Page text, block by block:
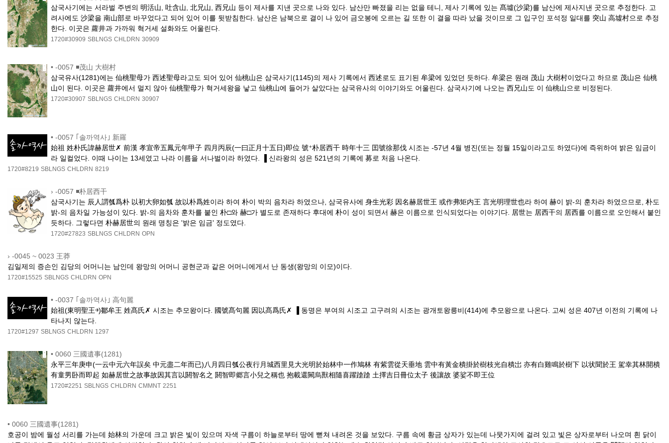
삼국사기에는 서라벌 주변의 明活山, 吐含山, 北兄山, 西兄山 등이 제사를 지낸 곳으로 나와 있다. 남산만 빠졌을 리는 없을 테니, 제사 기록에 있는 髙墟(沙梁)를 남산에 제사지낸 곳으로 추정한다. 고
려사에도 沙梁을 南山部로 바꾸었다고 되어 있어 이를 뒷받침한다. 남산은 남북으로 결이 나 있어 금오봉에 오르는 길 또한 이 결을 따라 났을 것이므로 그 입구인 포석정 일대를 突山 高墟村으로 추정
한다. 이곳은 蘿井과 가까워 혁거세 설화와도 어울린다.
1720#30909 SBLNGS CHLDRN 30909
• -0057 ◾茂山 大樹村
삼국유사(1281)에는 仙桃聖母가 西述聖母라고도 되어 있어 仙桃山은 삼국사기(1145)의 제사 기록에서 西述로도 표기된 牟梁에 있었던 듯하다. 牟梁은 원래 茂山 大樹村이었다고 하므로 茂山은 仙桃
山이 된다. 이곳은 蘿井에서 멀지 않아 仙桃聖母가 혁거세왕을 낳고 仙桃山에 들어가 살았다는 삼국유사의 이야기와도 어울린다. 삼국사기에 나오는 西兄山도 이 仙桃山으로 비정된다.
1720#30907 SBLNGS CHLDRN 30907
• -0057 ｢솔까역사｣ 新羅
始祖 姓朴氏諱赫居世✗ 前漢 孝宣帝五鳳元年甲子 四月丙辰(一曰正月十五日)即位 號⁺朴居西干 時年十三 囯號徐那伐 시조는 -57년 4월 병진(또는 정월 15일이라고도 하였다)에 즉위하여 밝은 임금이
라 일컬었다. 이때 나이는 13세였고 나라 이름을 서나벌이라 하였다. ▐ 신라왕의 성은 521년의 기록에 募로 처음 나온다.
1720#8219 SBLNGS CHLDRN 8219
› -0057 ◾朴居西干
삼국사기는 辰人謂瓠爲朴 以初大卵如瓠 故以朴爲姓이라 하여 朴이 박의 음차라 하였으나, 삼국유사에 身生光彩 因名赫居世王 或作弗矩内王 言光明理世也라 하여 赫이 밝-의 훈차라 하였으므로, 朴도
밝-의 음차일 가능성이 있다. 밝-의 음차와 훈차를 붙인 朴□와 赫□가 별도로 존재하다 후대에 朴이 성이 되면서 赫은 이름으로 인식되었다는 이야기다. 居世는 居西干의 居西를 이름으로 오인해서 붙인
듯하다. 그렇다면 朴赫居世의 원래 명칭은 '밝은 임금' 정도였다.
1720#27823 SBLNGS CHLDRN OPN
› -0045 ~ 0023 王莽
김일제의 증손인 김당의 어머니는 남인데 왕망의 어머니 공현군과 같은 어머니에게서 난 동생(왕망의 이모)이다.
1720#15525 SBLNGS CHLDRN OPN
• -0037 ｢솔까역사｣ 高句麗
始祖(東明聖王￫)鄒牟王 姓髙氏✗ 시조는 추모왕이다. 國號髙句麗 因以髙爲氏✗ ▐ 동명은 부여의 시조고 고구려의 시조는 광개토왕릉비(414)에 추모왕으로 나온다. 고씨 성은 407년 이전의 기록에 나
타나지 않는다.
1720#1297 SBLNGS CHLDRN 1297
• 0060 三國遺事(1281)
永平三年庚申(一云中元六年誤矣 中元盡二年而已)八月四日瓠公夜行月城西里見大光明於始林中一作鳩林 有紫雲從天垂地 雲中有黃金樻掛於樹枝光自樻岀 亦有白雞鳴於樹下 以状聞於王 駕幸其林開樻
有童男卧而即起 如赫居世之故事故因其言以閼智名之 閼智即郷言小兒之稱也 抱載還闕烏獸相隨喜躍蹌蹌 土擇吉日冊位太子 後讓故 婆娑不即王位
1720#2251 SBLNGS CHLDRN CMMNT 2251
• 0060 三國遺事(1281)
호공이 밤에 월성 서리를 가는데 始林의 가운데 크고 밝은 빛이 있으며 자색 구름이 하늘로부터 땅에 뻗쳐 내려온 것을 보았다. 구름 속에 황금 상자가 있는데 나뭇가지에 걸려 있고 빛은 상자로부터 나오며 흰 닭이